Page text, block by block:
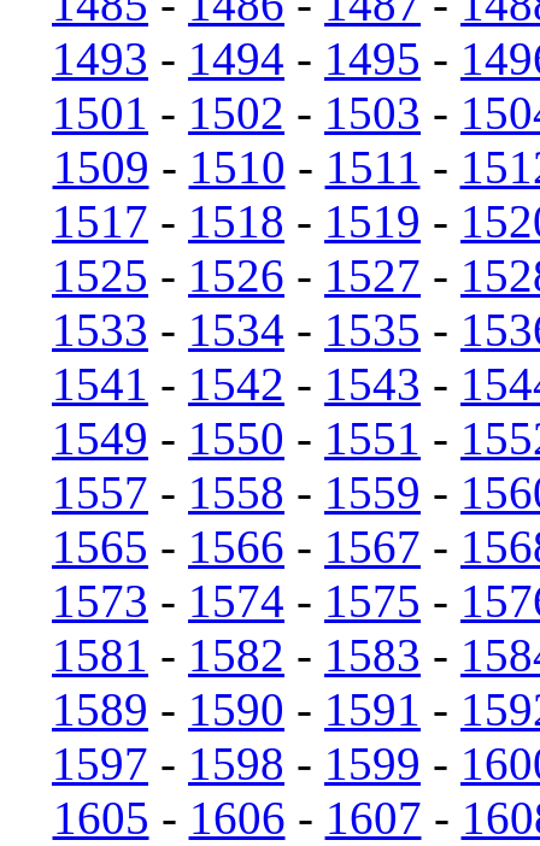
1493 - 1494 - 1495 -
1501 - 1502 - 1503 -
1509 - 1510 - 1511 -
1517 - 1518 - 1519 -
1525 - 1526 - 1527 -
1533 - 1534 - 1535 -
1541 - 1542 - 1543 -
1549 - 1550 - 1551 -
1557 - 1558 - 1559 -
1565 - 1566 - 1567 -
1573 - 1574 - 1575 -
1581 - 1582 - 1583 -
1589 - 1590 - 1591 -
1597 - 1598 - 1599 -
1605 - 1606 - 1607 -